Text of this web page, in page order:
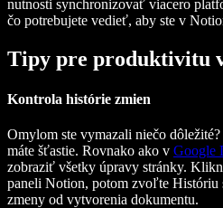
nutnosti synchronizovať viacero
čo potrebujete vedieť, aby ste v
Tipy pre produktivitu
Kontrola histórie zmien
Omylom ste vymazali niečo
máte šťastie. Rovnako ako v Google
zobraziť všetky úpravy stránky.
paneli Notion, potom zvoľte Históriu
zmeny od vytvorenia dokumentu.